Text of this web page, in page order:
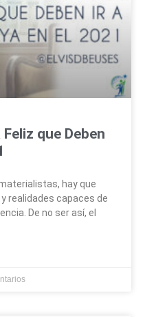
que Deben
hay que
realidades capaces de
De no ser así, el